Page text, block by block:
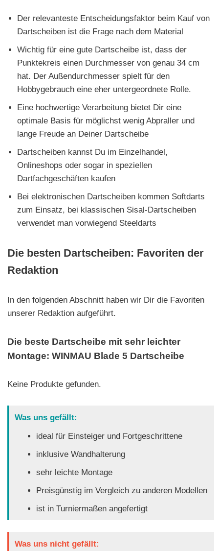
Der relevanteste Entscheidungsfaktor beim Kauf von
Dartscheiben ist die Frage nach dem Material
Wichtig für eine gute Dartscheibe ist, dass der
Punktekreis einen Durchmesser von genau 34 cm
hat. Der Außendurchmesser spielt für den
Hobbygebrauch eine eher untergeordnete Rolle.
Eine hochwertige Verarbeitung bietet Dir eine
optimale Basis für möglichst wenig Abpraller und
lange Freude an Deiner Dartscheibe
Dartscheiben kannst Du im Einzelhandel,
Onlineshops oder sogar in speziellen
Dartfachgeschäften kaufen
Bei elektronischen Dartscheiben kommen Softdarts
zum Einsatz, bei klassischen Sisal-Dartscheiben
verwendet man vorwiegend Steeldarts
Die besten Dartscheiben: Favoriten der
Redaktion
In den folgenden Abschnitt haben wir Dir die Favoriten
unserer Redaktion aufgeführt.
Die beste Dartscheibe mit sehr leichter
Montage: WINMAU Blade 5 Dartscheibe
Keine Produkte gefunden.
Was uns gefällt:
ideal für Einsteiger und Fortgeschrittene
inklusive Wandhalterung
sehr leichte Montage
Preisgünstig im Vergleich zu anderen Modellen
ist in Turniermaßen angefertigt
Was uns nicht gefällt: